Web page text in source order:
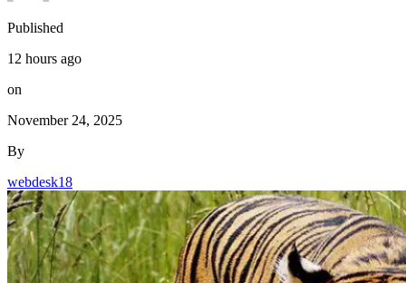
Published
12 hours ago
on
November 24, 2025
By
webdesk18